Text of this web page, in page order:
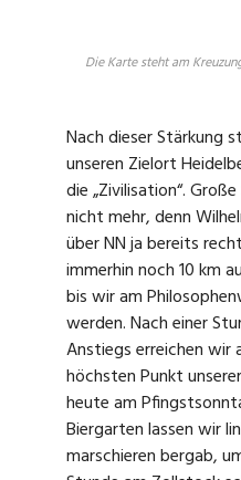
Die Karte steht am
Nach dieser Stärkung
unseren Zielort
die „Zivilisation“.
nicht mehr, denn
über NN ja bereits
immerhin noch 10 km
bis wir am
werden. Nach einer
Anstiegs erreichen wir
höchsten Punkt
heute am
Biergarten lassen wir
marschieren bergab,